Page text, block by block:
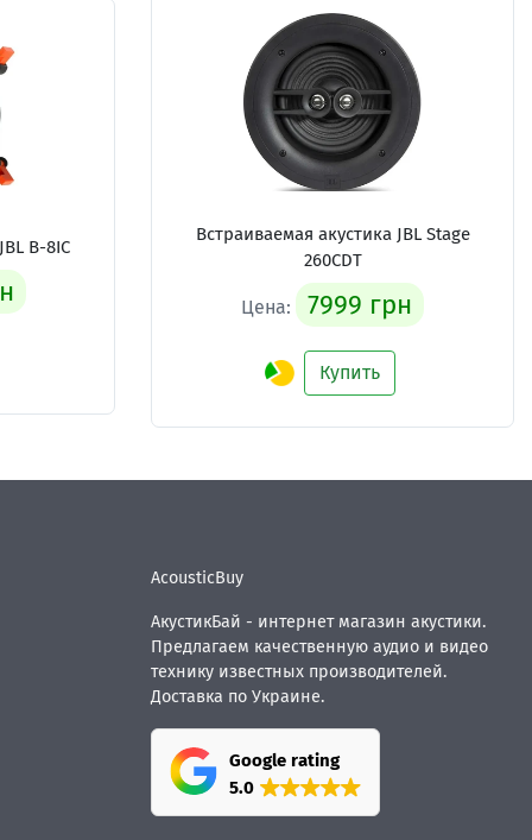
B-8IC
Встраиваемая акустика JBL Stage
260CDT
Цена: 7999 грн
Купить
AcousticBuy
АкустикБай - интернет магазин акустики.
Предлагаем качественную аудио и видео
технику известных производителей.
Доставка по Украине.
Google rating
5.0